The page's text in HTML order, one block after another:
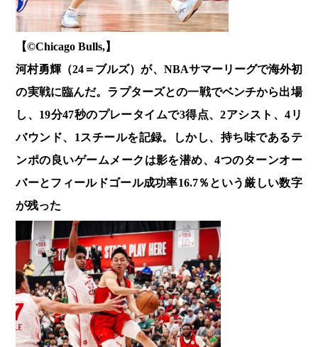
【©️Chicago Bulls,】
河村勇輝（24＝ブルズ）が、NBAサマーリーグで海外初
の実戦に臨んだ。ラプターズとの一戦でベンチから出場
し、19分47秒のプレータイムで3得点、2アシスト、4リ
バウンド、1スチールを記録。しかし、持ち味であるテ
ンポの良いゲームメークは影を潜め、4つのターンオー
バーとフィールドゴール成功率16.7％という厳しい数字
が残った